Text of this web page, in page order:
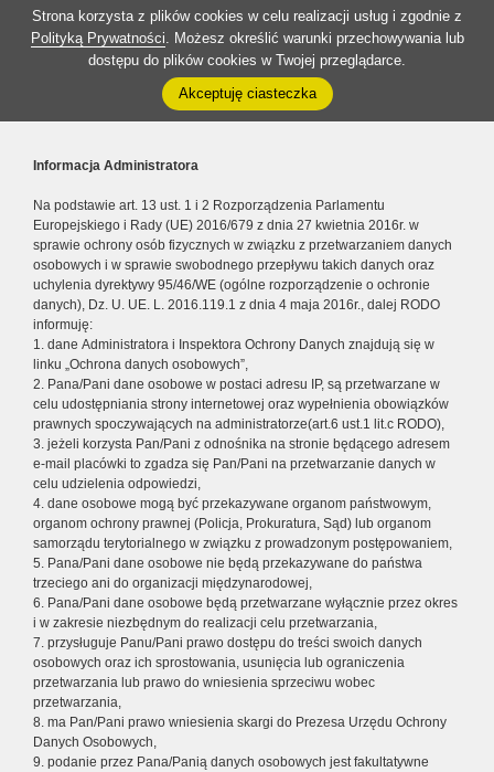
Strona korzysta z plików cookies w celu realizacji usług i zgodnie z
Polityką Prywatności. Możesz określić warunki przechowywania lub
dostępu do plików cookies w Twojej przeglądarce.
Akceptuję ciasteczka
Informacja Administratora
Na podstawie art. 13 ust. 1 i 2 Rozporządzenia Parlamentu
Europejskiego i Rady (UE) 2016/679 z dnia 27 kwietnia 2016r. w
sprawie ochrony osób fizycznych w związku z przetwarzaniem danych
osobowych i w sprawie swobodnego przepływu takich danych oraz
uchylenia dyrektywy 95/46/WE (ogólne rozporządzenie o ochronie
danych), Dz. U. UE. L. 2016.119.1 z dnia 4 maja 2016r., dalej RODO
informuję:
1. dane Administratora i Inspektora Ochrony Danych znajdują się w
linku „Ochrona danych osobowych”,
2. Pana/Pani dane osobowe w postaci adresu IP, są przetwarzane w
celu udostępniania strony internetowej oraz wypełnienia obowiązków
prawnych spoczywających na administratorze(art.6 ust.1 lit.c RODO),
3. jeżeli korzysta Pan/Pani z odnośnika na stronie będącego adresem
e-mail placówki to zgadza się Pan/Pani na przetwarzanie danych w
celu udzielenia odpowiedzi,
4. dane osobowe mogą być przekazywane organom państwowym,
organom ochrony prawnej (Policja, Prokuratura, Sąd) lub organom
samorządu terytorialnego w związku z prowadzonym postępowaniem,
5. Pana/Pani dane osobowe nie będą przekazywane do państwa
trzeciego ani do organizacji międzynarodowej,
6. Pana/Pani dane osobowe będą przetwarzane wyłącznie przez okres
i w zakresie niezbędnym do realizacji celu przetwarzania,
7. przysługuje Panu/Pani prawo dostępu do treści swoich danych
osobowych oraz ich sprostowania, usunięcia lub ograniczenia
przetwarzania lub prawo do wniesienia sprzeciwu wobec
przetwarzania,
8. ma Pan/Pani prawo wniesienia skargi do Prezesa Urzędu Ochrony
Danych Osobowych,
9. podanie przez Pana/Panią danych osobowych jest fakultatywne